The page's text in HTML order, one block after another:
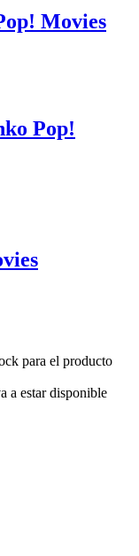
Movies
Pop!
para el producto
a estar disponible